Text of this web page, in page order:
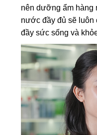
nên dưỡng ẩm hàng
nước đầy đủ sẽ luôn
đầy sức sống và